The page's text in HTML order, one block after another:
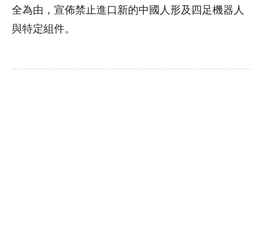
全為由，宣佈禁止進口新的中國人形及四足機器人
與特定組件。